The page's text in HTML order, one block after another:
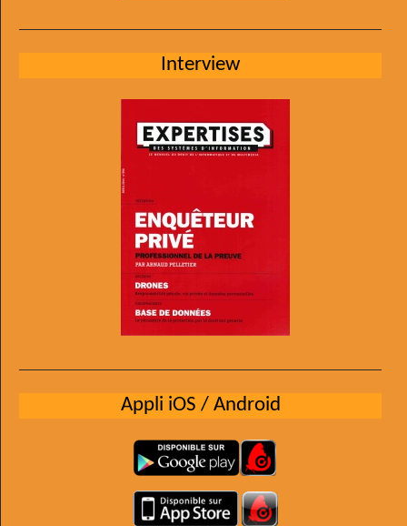
Interview
Appli iOS / Android